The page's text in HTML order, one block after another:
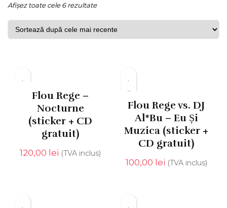
Afișez toate cele 6 rezultateSortat
mai
recente
Flou Rege –
Nocturne
(sticker + CD
gratuit)
120,00 lei (TVA inclus)
Flou Rege vs. DJ
Al*Bu – Eu Și
Muzica (sticker +
CD gratuit)
100,00 lei (TVA inclus)